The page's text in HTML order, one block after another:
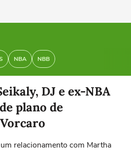
NBA NBB
DJ e ex-NBA
plano de
relacionamento com Martha